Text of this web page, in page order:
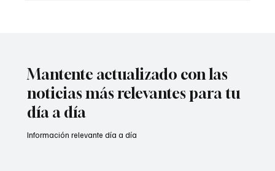
Mantente actualizado con las
noticias más relevantes para tu
día a día
Información relevante día a día